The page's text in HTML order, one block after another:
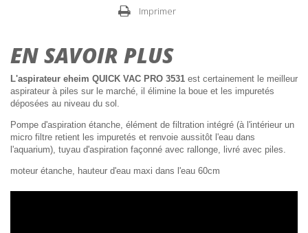
Imprimer
EN SAVOIR PLUS
L'aspirateur eheim QUICK VAC PRO 3531 est certainement le meilleur
aspirateur à piles sur le marché, il élimine la boue et les impuretés
déposées au niveau du sol.
Pompe d'aspiration étanche, élément de filtration intégré (à l'intérieur un
micro filtre retient les impuretés et renvoie aussitôt l'eau dans
l'aquarium), tuyau d'aspiration façonné avec rallonge, livré avec piles.
moteur étanche, hauteur d'eau maxi dans l'eau 60cm